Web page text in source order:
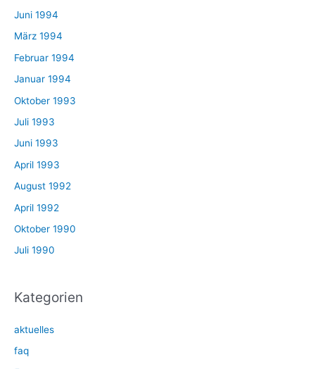
Juni 1994
März 1994
Februar 1994
Januar 1994
Oktober 1993
Juli 1993
Juni 1993
April 1993
August 1992
April 1992
Oktober 1990
Juli 1990
Kategorien
aktuelles
faq